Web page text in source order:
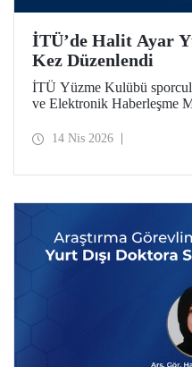
İTÜ’de Halit Ayar
Kez Düzenlendi
İTÜ Yüzme Kulübü
ve Elektronik Haberleşme
üniversitemiz tarafından
14 Nis 2026